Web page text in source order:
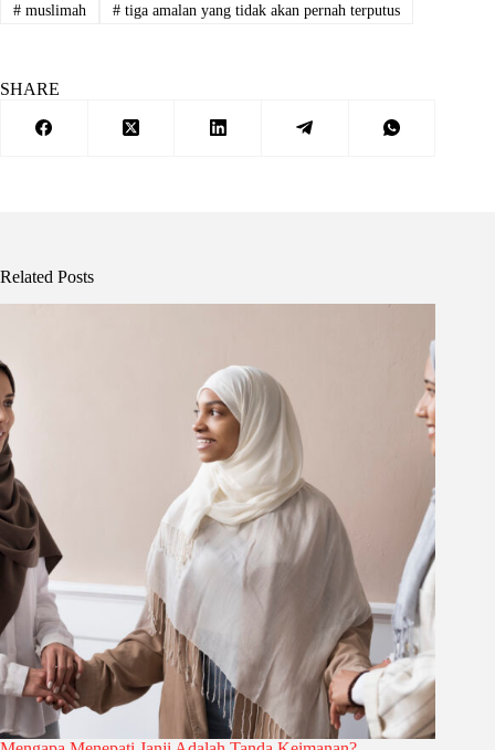
#muslimah #tiga amalan yang tidak akan pernah terputus
SHARE
Related Posts